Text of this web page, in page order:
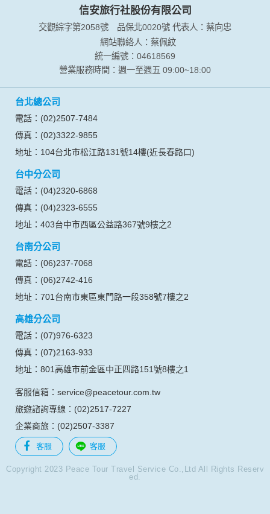
錄等，做為我們增進網站服務的參考依據，此記錄為內部應
用，決不對外公布。
為提供精確的服務，我們會將收集的問卷調查內容進行統計與
分析，分析結果之統計數據或說明文字呈現，除供內部研究
外，我們會視需要公佈統計數據及說明文字，但不涉及特定個
人之資料。
的個人資料揭露予第三人或使用於蒐集目的以外之其他用途。
在您於本網站註冊帳號、使用本網站相關產品、服務、活動或
贈獎時，本網站會收集您的個人識別資料，本網站也可以從商
業夥伴處取得個人資料。
當客戶在本網站註冊時，我們會取得您的姓名、電話、住址、
身份證字號、電子郵件、出生日期、性別、行業等相關資料，
料。註冊時，本網站取得您的姓名、電話、住址、身份證字
號、電子郵件、出生日期、性別、行業等相關資料，當您註冊
成功，並登入使用我們的服務後，本網站即取得您的資料。
其他除了上述，會保留您在上網瀏覽或查詢時，伺服器自行產
生的相關記錄，包括您使用連線設備的 IP 位址、使用時間、使
的瀏覽器予以標示，歸納使用者瀏覽器在本網站內部所瀏覽的
網頁，除非您願意告知您的個人資料，否則本網站不會也無法
將此項記錄和您對應。請您注意，在本網站網刊登廣告之廠
商，或與連結本網站，也可能蒐集您個人的資料。對於您主動
提供的個人資訊，這些廣告廠商、或連結網站有其個別的私權
公司不負任何連帶責任。
本網站將在事前或註冊登錄取得您的同意後，傳送商業性資料
或電子郵件給您。本公司除了在該資料或電子郵件上註明是由
本公司發送，也會在該資料或電子郵件上提供您能隨時停止接
收這些資料或電子郵件的方法及說明。
資料使用:
本公司不會向任何人出售或出借您的個人識別資料。
資料：
1.遵守法令或政府機關的要求；或我們發覺您在網站上的行為
違反本公司旗下網站的會員條款或產品、服務的特定使用指
南。
2.為了保護使用者個人隱私，我們無法為您查詢其他使用者的
信安旅行社股份有限公司
交觀綜字第2058號 品保北0020號 代表人：蔡向忠
網站聯絡人：蔡佩紋
統一編號：04618569
營業服務時間：週一至週五 09:00~18:00
台北總公司
電話：(02)2507-7484
傳真：(02)3322-9855
地址：104台北市松江路131號14樓(近長春路口)
台中分公司
電話：(04)2320-6868
傳真：(04)2323-6555
地址：403台中市西區公益路367號9樓之2
台南分公司
電話：(06)237-7068
傳真：(06)2742-416
地址：701台南市東區東門路一段358號7樓之2
高雄分公司
電話：(07)976-6323
傳真：(07)2163-933
地址：801高雄市前金區中正四路151號8樓之1
客服信箱：service@peacetour.com.tw
旅遊諮詢專線：(02)2517-7227
企業商旅：(02)2507-3387
客服 客服
Copyright 2023 Peace Tour Travel Service Co.,Ltd All Rights Reserv
ed.